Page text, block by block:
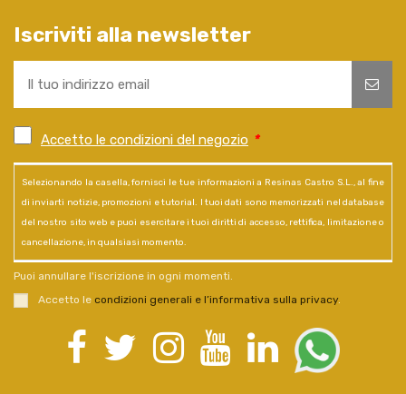
Iscriviti alla newsletter
Accetto le condizioni del negozio *
Selezionando la casella, fornisci le tue informazioni a Resinas Castro S.L., al fine
di inviarti notizie, promozioni e tutorial. I tuoi dati sono memorizzati nel database
del nostro sito web e puoi esercitare i tuoi diritti di accesso, rettifica, limitazione o
cancellazione, in qualsiasi momento.
Puoi annullare l'iscrizione in ogni momenti.
Accetto le condizioni generali e l’informativa sulla privacy.